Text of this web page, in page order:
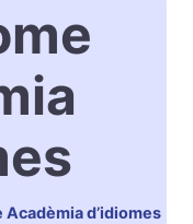
d’idiomes